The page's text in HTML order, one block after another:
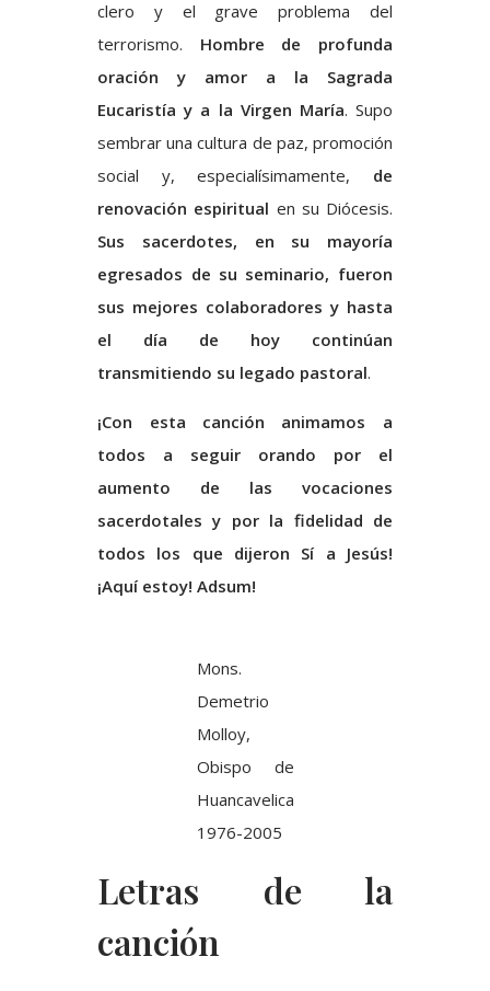
clero y el grave problema del
terrorismo. Hombre de profunda
oración y amor a la Sagrada
Eucaristía y a la Virgen María. Supo
sembrar una cultura de paz, promoción
social y, especialísimamente, de
renovación espiritual en su Diócesis.
Sus sacerdotes, en su mayoría
egresados de su seminario, fueron
sus mejores colaboradores y hasta
el día de hoy continúan
transmitiendo su legado pastoral.
¡Con esta canción animamos a
todos a seguir orando por el
aumento de las vocaciones
sacerdotales y por la fidelidad de
todos los que dijeron Sí a Jesús!
¡Aquí estoy! Adsum!
Mons.
Demetrio
Molloy,
Obispo de
Huancavelica
1976-2005
Letras de la
canción